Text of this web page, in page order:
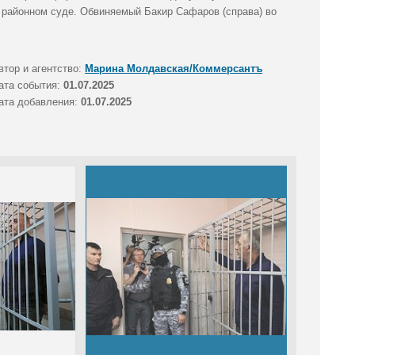
суде. Обвиняемый Бакир Сафаров (справа) во
и агентство: Марина Молдавская/Коммерсантъ
события: 01.07.2025
добавления: 01.07.2025